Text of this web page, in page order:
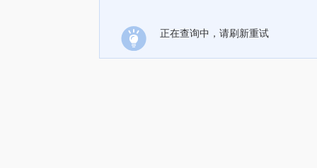
正在查询中，请刷新重试